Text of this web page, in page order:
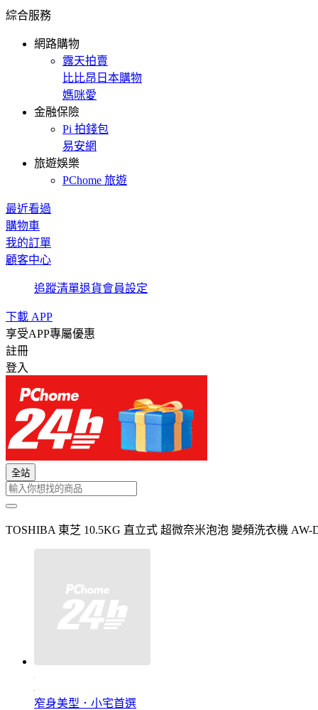
綜合服務
網路購物
露天拍賣
比比昂日本購物
媽咪愛
金融保險
Pi 拍錢包
易安網
旅遊娛樂
PChome 旅遊
最近看過
購物車
我的訂單
顧客中心
追蹤清單退貨會員設定
下載 APP
享受APP專屬優惠
註冊
登入
全站
TOSHIBA 東芝 10.5KG 直立式 超微奈米泡泡 變頻洗衣機
窄身美型．小宅首選